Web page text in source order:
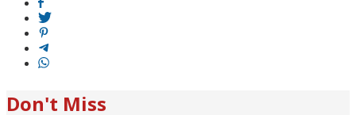
Don't Miss